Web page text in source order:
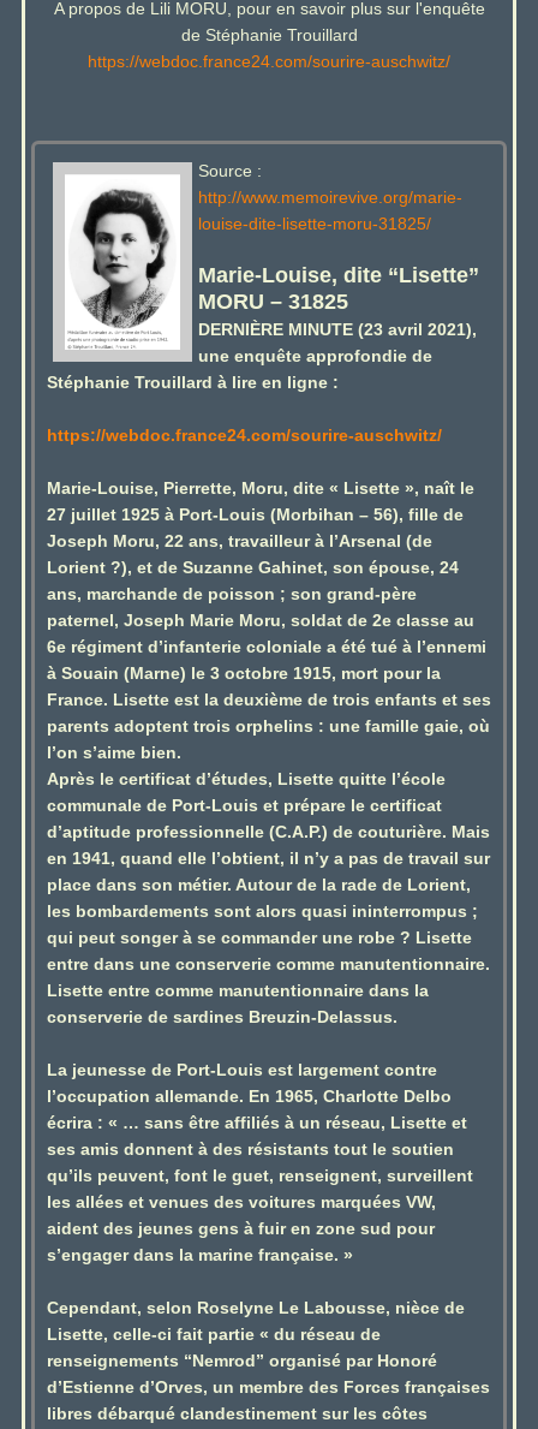
A propos de Lili MORU, pour en savoir plus sur l'enquête
de Stéphanie Trouillard
https://webdoc.france24.com/sourire-auschwitz/
Source :
http://www.memoirevive.org/marie-
louise-dite-lisette-moru-31825/
Marie-Louise, dite “Lisette”
MORU – 31825
DERNIÈRE MINUTE (23 avril 2021),
une enquête approfondie de
Stéphanie Trouillard à lire en ligne :
https://webdoc.france24.com/sourire-auschwitz/
Marie-Louise, Pierrette, Moru, dite « Lisette », naît le
27 juillet 1925 à Port-Louis (Morbihan – 56), fille de
Joseph Moru, 22 ans, travailleur à l’Arsenal (de
Lorient ?), et de Suzanne Gahinet, son épouse, 24
ans, marchande de poisson ; son grand-père
paternel, Joseph Marie Moru, soldat de 2e classe au
6e régiment d’infanterie coloniale a été tué à l’ennemi
à Souain (Marne) le 3 octobre 1915, mort pour la
France. Lisette est la deuxième de trois enfants et ses
parents adoptent trois orphelins : une famille gaie, où
l’on s’aime bien.
Après le certificat d’études, Lisette quitte l’école
communale de Port-Louis et prépare le certificat
d’aptitude professionnelle (C.A.P.) de couturière. Mais
en 1941, quand elle l’obtient, il n’y a pas de travail sur
place dans son métier. Autour de la rade de Lorient,
les bombardements sont alors quasi ininterrompus ;
qui peut songer à se commander une robe ? Lisette
entre dans une conserverie comme manutentionnaire.
Lisette entre comme manutentionnaire dans la
conserverie de sardines Breuzin-Delassus.
La jeunesse de Port-Louis est largement contre
l’occupation allemande. En 1965, Charlotte Delbo
écrira : « … sans être affiliés à un réseau, Lisette et
ses amis donnent à des résistants tout le soutien
qu’ils peuvent, font le guet, renseignent, surveillent
les allées et venues des voitures marquées VW,
aident des jeunes gens à fuir en zone sud pour
s’engager dans la marine française. »
Cependant, selon Roselyne Le Labousse, nièce de
Lisette, celle-ci fait partie « du réseau de
renseignements “Nemrod” organisé par Honoré
d’Estienne d’Orves, un membre des Forces françaises
libres débarqué clandestinement sur les côtes